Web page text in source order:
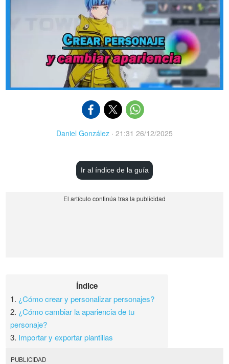
Daniel González · 21:31 26/12/2025
Ir al índice de la guía
Índice
1. ¿Cómo crear y personalizar personajes?
2. ¿Cómo cambiar la apariencia de tu
personaje?
3. Importar y exportar plantillas
PUBLICIDAD